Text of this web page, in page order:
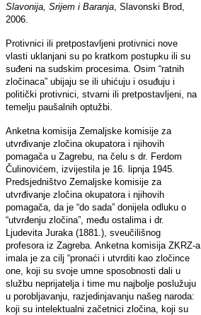
Slavonija, Srijem i Baranja , Slavonski Brod,
2006.
Protivnici ili pretpostavljeni protivnici nove
vlasti uklanjani su po kratkom postupku ili su
suđeni na sudskim procesima. Osim “ratnih
zločinaca” ubijaju se ili uhićuju i osuđuju i
politički protivnici, stvarni ili pretpostavljeni, na
temelju paušalnih optužbi.
Anketna komisija Zemaljske komisije za
utvrđivanje zločina okupatora i njihovih
pomagača u Zagrebu, na čelu s dr. Ferdom
Čulinovićem, izvijestila je 16. lipnja 1945.
Predsjedništvo Zemaljske komisije za
utvrđivanje zločina okupatora i njihovih
pomagača, da je “do sada” donijela odluku o
“utvrđenju zločina”, među ostalima i dr.
Ljudevita Juraka (1881.), sveučilišnog
profesora iz Zagreba. Anketna komisija ZKRZ-a
imala je za cilj “pronaći i utvrditi kao zločince
one, koji su svoje umne sposobnosti dali u
službu neprijatelja i time mu najbolje poslužuju
u porobljavanju, razjedinjavanju našeg naroda:
koji su intelektualni začetnici zločina, koji su